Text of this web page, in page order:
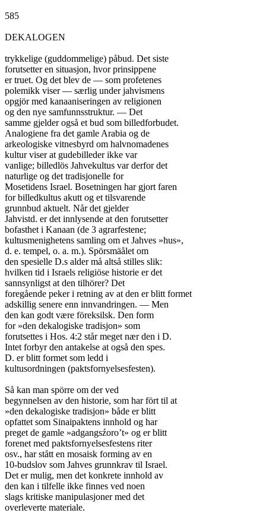
585
DEKALOGEN
trykkelige (guddommelige) påbud. Det siste
forutsetter en situasjon, hvor prinsippene
er truet. Og det blev de — som profetenes
polemikk viser — særlig under jahvismens
opgjör med kanaaniseringen av religionen
og den nye samfunnsstruktur. — Det
samme gjelder også et bud som billedforbudet.
Analogiene fra det gamle Arabia og de
arkeologiske vitnesbyrd om halvnomadenes
kultur viser at gudebilleder ikke var
vanlige; billedlös Jahvekultus var derfor det
naturlige og det tradisjonelle for
Mosetidens Israel. Bosetningen har gjort faren
for billedkultus akutt og et tilsvarende
grunnbud aktuelt. Når det gjelder
Jahvistd. er det innlysende at den forutsetter
bofasthet i Kanaan (de 3 agrarfestene;
kultusmenighetens samling om et Jahves »hus»,
d. e. tempel, o. a. m.). Spörsmäålet om
den spesielle D.s alder må altså stilles slik:
hvilken tid i Israels religiöse historie er det
sannsynligst at den tilhörer? Det
foregående peker i retning av at den er blitt formet
adskillig senere enn innvandringen. — Men
den kan godt være föreksilsk. Den form
for »den dekalogiske tradisjon» som
forutsettes i Hos. 4:2 står meget nær den i D.
Intet forbyr den antakelse at også den spes.
D. er blitt formet som ledd i
kultusordningen (paktsfornyelsesfesten).
Så kan man spörre om der ved
begynnelsen av den historie, som har fört til at
»den dekalogiske tradisjon» både er blitt
opfattet som Sinaipaktens innhold og har
preget de gamle »adgangsźoro’t» og er blitt
forenet med paktsfornyelsesfestens riter
osv., har stått en mosaisk forming av en
10-budslov som Jahves grunnkrav til Israel.
Det er mulig, men det konkrete innhold av
den kan i tilfelle ikke finnes ved noen
slags kritiske manipulasjoner med det
overleverte materiale.